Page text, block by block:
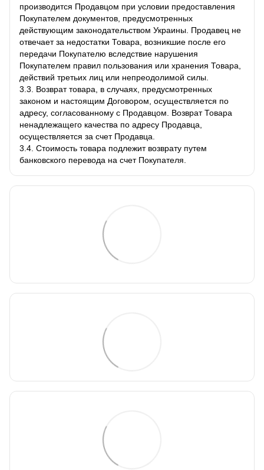
производится Продавцом при условии предоставления
Покупателем документов, предусмотренных
действующим законодательством Украины. Продавец не
отвечает за недостатки Товара, возникшие после его
передачи Покупателю вследствие нарушения
Покупателем правил пользования или хранения Товара,
действий третьих лиц или непреодолимой силы.
3.3. Возврат товара, в случаях, предусмотренных
законом и настоящим Договором, осуществляется по
адресу, согласованному с Продавцом. Возврат Товара
ненадлежащего качества по адресу Продавца,
осуществляется за счет Продавца.
3.4. Стоимость товара подлежит возврату путем
банковского перевода на счет Покупателя.